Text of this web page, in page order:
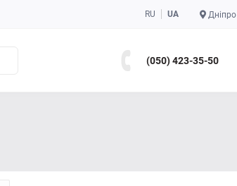
RU UA Дніпро
(050) 423-35-50